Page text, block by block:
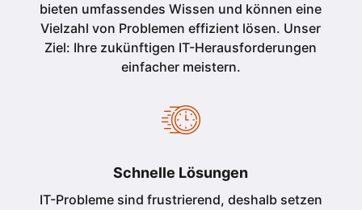
bieten umfassendes Wissen und können eine
Vielzahl von Problemen effizient lösen. Unser
Ziel: Ihre zukünftigen IT-Herausforderungen
einfacher meistern.
Schnelle Lösungen
IT-Probleme sind frustrierend, deshalb setzen